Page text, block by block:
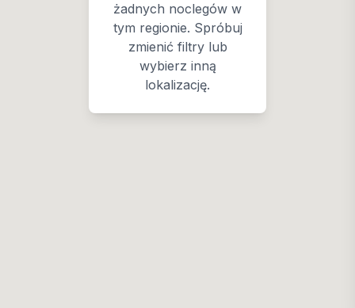
żadnych noclegów w
tym regionie. Spróbuj
zmienić filtry lub
wybierz inną
lokalizację.